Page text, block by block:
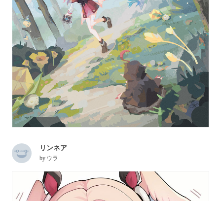
リンネア
by ウラ